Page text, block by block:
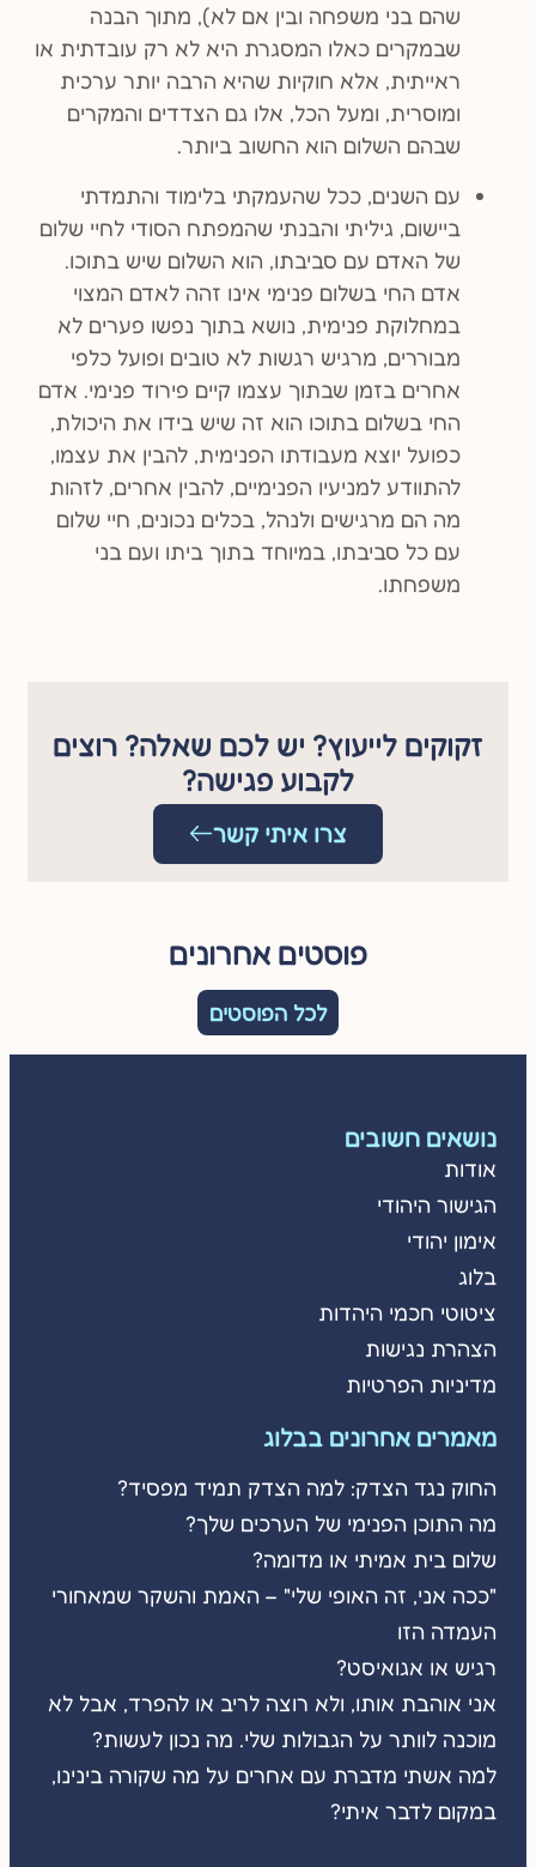
שהם בני משפחה ובין אם לא), מתוך הבנה
שבמקרים כאלו המסגרת היא לא רק עובדתית או
ראייתית, אלא חוקיות שהיא הרבה יותר ערכית
ומוסרית, ומעל הכל, אלו גם הצדדים והמקרים
שבהם השלום הוא החשוב ביותר.
עם השנים, ככל שהעמקתי בלימוד והתמדתי
ביישום, גיליתי והבנתי שהמפתח הסודי לחיי שלום
של האדם עם סביבתו, הוא השלום שיש בתוכו.
אדם החי בשלום פנימי אינו זהה לאדם המצוי
במחלוקת פנימית, נושא בתוך נפשו פערים לא
מבוררים, מרגיש רגשות לא טובים ופועל כלפי
אחרים בזמן שבתוך עצמו קיים פירוד פנימי. אדם
החי בשלום בתוכו הוא זה שיש בידו את היכולת,
כפועל יוצא מעבודתו הפנימית, להבין את עצמו,
להתוודע למניעיו הפנימיים, להבין אחרים, לזהות
מה הם מרגישים ולנהל, בכלים נכונים, חיי שלום
עם כל סביבתו, במיוחד בתוך ביתו ועם בני
משפחתו.
זקוקים לייעוץ? יש לכם שאלה? רוצים
לקבוע פגישה?
צרו איתי קשר
פוסטים אחרונים
לכל הפוסטים
נושאים חשובים
אודות
הגישור היהודי
אימון יהודי
בלוג
ציטוטי חכמי היהדות
הצהרת נגישות
מדיניות הפרטיות
מאמרים אחרונים בבלוג
החוק נגד הצדק: למה הצדק תמיד מפסיד?
מה התוכן הפנימי של הערכים שלך?
שלום בית אמיתי או מדומה?
"ככה אני, זה האופי שלי" – האמת והשקר שמאחורי
העמדה הזו
רגיש או אגואיסט?
אני אוהבת אותו, ולא רוצה לריב או להפרד, אבל לא
מוכנה לוותר על הגבולות שלי. מה נכון לעשות?
למה אשתי מדברת עם אחרים על מה שקורה בינינו,
במקום לדבר איתי?